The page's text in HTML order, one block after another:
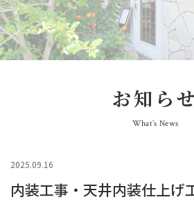
お知らせ
What’s News
2025.09.16
内装工事・天井内装仕上げ